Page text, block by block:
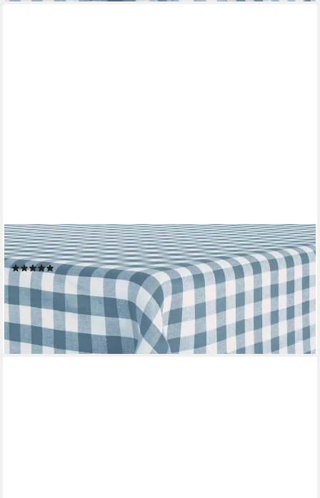
REDBEST
Tischdecke Tischdecke "Nashville", Baumwolle Karo/Landhaus
(36)
ab 26,99 € 46,99 €
-43%
lieferbar - in 2-3 Werktagen bei dir